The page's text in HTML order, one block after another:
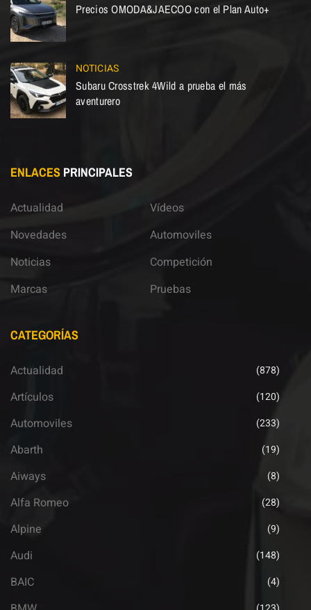
Precios OMODA&JAECOO con el Plan Auto+
NOTICIAS
Subaru Crosstrek 4Wild a prueba el más
aventurero
ENLACES PRINCIPALES
Actualidad
Novedades
Noticias
Marcas
Vídeos
Automoviles
Competición
Pruebas
CATEGORÍAS
Actualidad (878)
Artículos (120)
Automoviles (233)
Abarth (19)
Aiways (8)
Alfa Romeo (28)
Alpine (9)
Audi (148)
BAIC (4)